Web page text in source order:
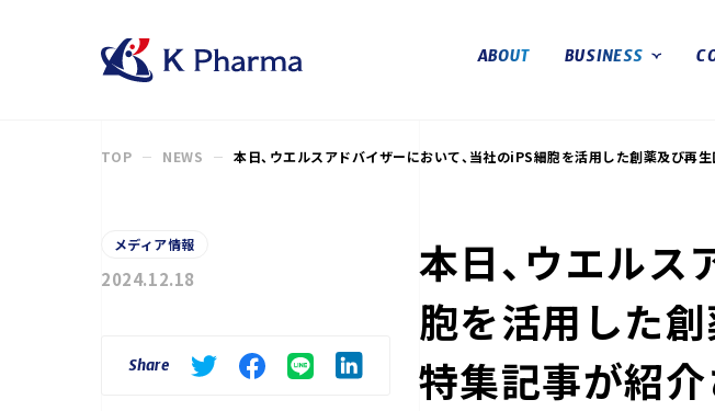
株式会社ケイファーマ（K Pharma, Inc.）
ABOUT BUSINESS
再生医療事業
TOP NEWS 本日、ウエルスアドバイザーにおいて、当社のiPS細胞を活用した創薬及び再
メディア情報
2024.12.18
Share
本日、ウエルス
胞を活用した
特集記事が紹介